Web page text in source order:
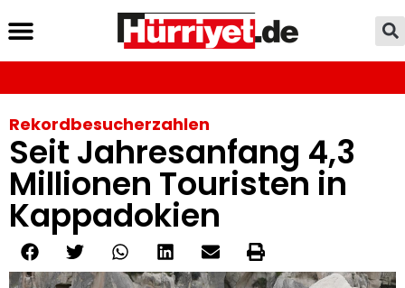
Rekordbesucherzahlen
Seit Jahresanfang 4,3
Millionen Touristen in
Kappadokien